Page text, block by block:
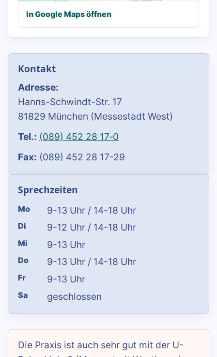
In Google Maps öffnen
Kontakt
Adresse:
Hanns-Schwindt-Str. 17
81829 München (Messestadt West)
Tel.: (089) 452 28 17‑0
Fax: (089) 452 28 17-29
Sprechzeiten
Mo 9-13 Uhr / 14-18 Uhr
Di 9-12 Uhr / 14-18 Uhr
Mi 9-13 Uhr
Do 9-13 Uhr / 14-18 Uhr
Fr 9-13 Uhr
Sa geschlossen
Die Praxis ist auch sehr gut mit der U-